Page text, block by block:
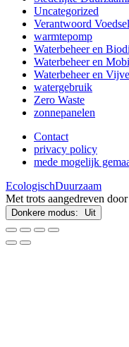
Uncategorized
Verantwoord Voedsel
warmtepomp
Waterbeheer en
Waterbeheer en
Waterbeheer en
watergebruik
Zero Waste
zonnepanelen
Contact
privacy policy
mede mogelijk
EcologischDuurzaam
Met trots aangedreven door
Donkere modus: